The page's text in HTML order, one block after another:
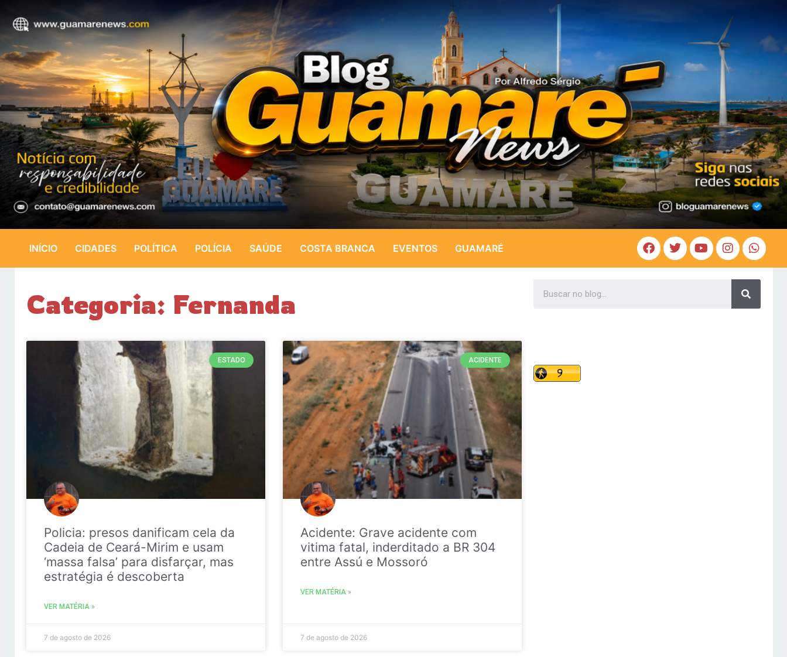
INÍCIO CIDADES POLÍTICA POLÍCIA SAÚDE COSTA BRANCA EVENTOS GUAMARÉ
Categoria: Fernanda
ESTADO
Policia: presos danificam cela da
Cadeia de Ceará-Mirim e usam
‘massa falsa’ para disfarçar, mas
estratégia é descoberta
VER MATÉRIA »
7 de agosto de 2026
ACIDENTE
Acidente: Grave acidente com
vitima fatal, inderditado a BR 304
entre Assú e Mossoró
VER MATÉRIA »
7 de agosto de 2026